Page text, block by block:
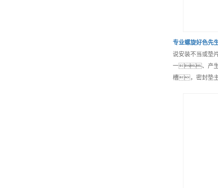
专业螺旋好色先
说安装不当或
一、产生
槽，密封垫